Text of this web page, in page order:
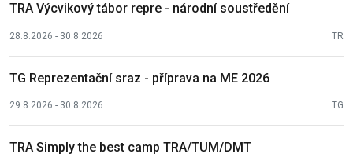
TRA Výcvikový tábor repre - národní soustředění
28.8.2026 - 30.8.2026 TR
TG Reprezentační sraz - příprava na ME 2026
29.8.2026 - 30.8.2026 TG
TRA Simply the best camp TRA/TUM/DMT